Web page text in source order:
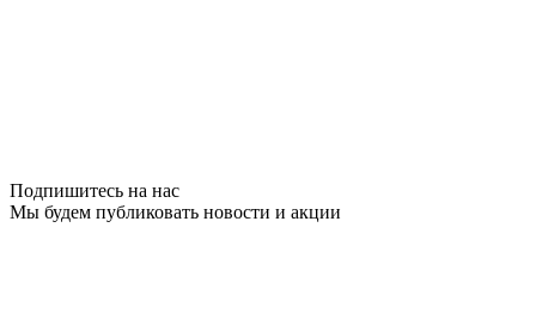
Подпишитесь на нас
Мы будем публиковать новости и акции